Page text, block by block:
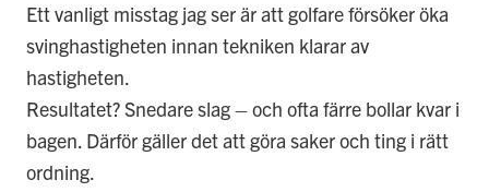
Ett vanligt misstag jag ser är att golfare försöker öka
svinghastigheten innan tekniken klarar av
hastigheten.
Resultatet? Snedare slag – och ofta färre bollar kvar i
bagen. Därför gäller det att göra saker och ting i rätt
ordning.